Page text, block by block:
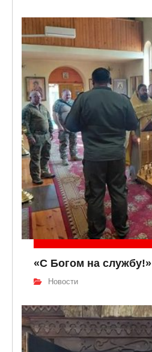
«С Богом на службу!»
Новости